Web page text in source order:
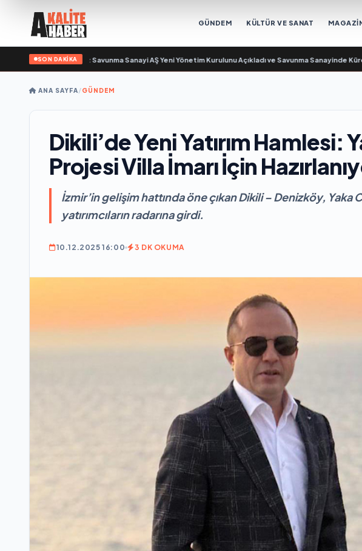
GÜNDEM KÜLTÜR VE SANAT
SON DAKİKA
Açıkgöz Savunma Sanayi AŞ Yeni Yönetim Kurulunu Açıkladı ve Savunma Sanayinde Küresel
ANA SAYFA/GÜNDEM
Dikili’de Yeni Yatırım Hamlesi:
Projesi Villa İmarı İçin
İzmir’in gelişim hattında öne çıkan Dikili – Denizköy,
yatırımcıların radarına girdi.
10.12.2025 16:00 3 DK OKUMA